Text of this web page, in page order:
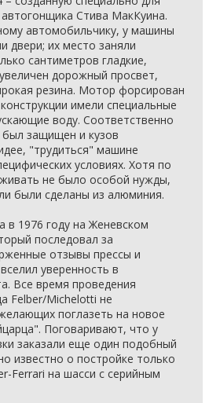
Стива МакКуина.
автомобильчику, у машины
двери; их место заняли
сантиметров гладкие,
дорожный просвет,
резина. Мотор форсирован
имели специальные
воду. Соответственно
защищен и кузов
"трудиться" машине
условиях. Хотя по
не было особой нужды,
были сделаны из алюминия.
1976 году на Женевском
последовал за
отзывы прессы и
уверенность в
Все время проведения
Felber/Michelotti не
поглазеть на новое
Поговаривают, что у
заказали еще один подобный
известно о постройке только
Ferrari на шасси с серийным